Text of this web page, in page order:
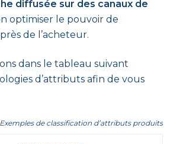
diffusée sur des canaux de
optimiser le pouvoir de
de l’acheteur.
dans le tableau suivant
d’attributs afin de vous
Exemples de classification d’attributs produits